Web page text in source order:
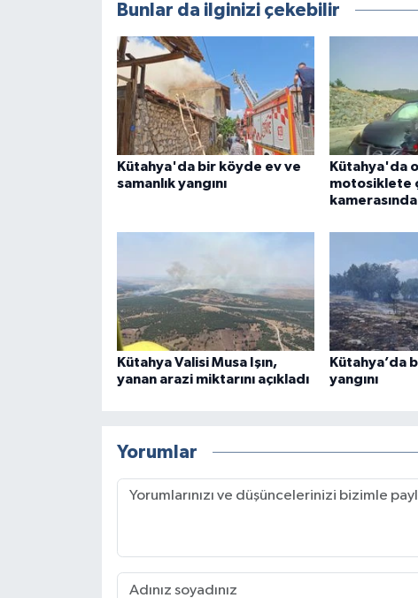
Bunlar da ilginizi çekebilir
Kütahya'da bir köyde ev ve
samanlık yangını
Kütahya'da
motosiklete
kamerasında
Kütahya Valisi Musa Işın,
yanan arazi miktarını açıkladı
Kütahya’da
yangını
Yorumlar